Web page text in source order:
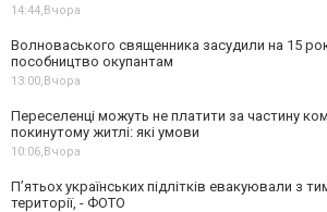
14:44,Вчора
Волноваського священника засудили на 15
пособництво окупантам
13:00,Вчора
Переселенці можуть не платити за частину
покинутому житлі: які умови
10:06,Вчора
П’ятьох українських підлітків евакуювали з
території, - ФОТО